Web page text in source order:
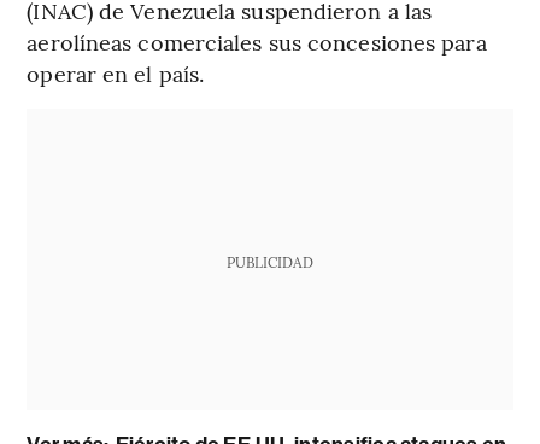
(INAC) de Venezuela suspendieron a las
aerolíneas comerciales sus concesiones para
operar en el país.
PUBLICIDAD